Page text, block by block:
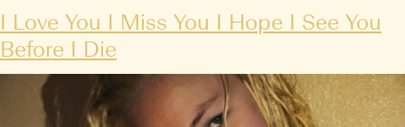
I Love You I Miss You I Hope I See You
Before I Die